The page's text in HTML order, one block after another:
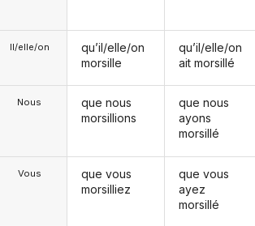
Il/elle/on
Nous
Vous
qu’il/elle/on
morsille
que nous
morsillions
que vous
morsilliez
qu’il/elle/on
ait morsillé
que nous
ayons
morsillé
que vous
ayez
morsillé